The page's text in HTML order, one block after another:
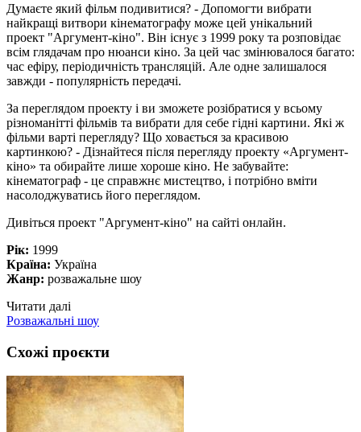
Думаєте який фільм подивитися? - Допомогти вибрати
найкращі витвори кінематографу може цей унікальний
проект "Аргумент-кіно". Він існує з 1999 року та розповідає
всім глядачам про нюанси кіно. За цей час змінювалося багато:
час ефіру, періодичність трансляцій. Але одне залишалося
завжди - популярність передачі.
За переглядом проекту і ви зможете розібратися у всьому
різноманітті фільмів та вибрати для себе гідні картини. Які ж
фільми варті перегляду? Що ховається за красивою
картинкою? - Дізнайтеся після перегляду проекту «Аргумент-
кіно» та обирайте лише хороше кіно. Не забувайте:
кінематограф - це справжнє мистецтво, і потрібно вміти
насолоджуватись його переглядом.
Дивіться проект "Аргумент-кіно" на сайті онлайн.
Рік: 1999
Країна: Україна
Жанр: розважальне шоу
Читати далі
Розважальні шоу
Схожі проєкти